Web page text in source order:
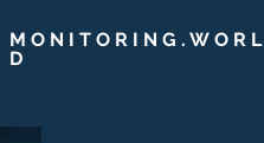
MONITORING.WORL
D